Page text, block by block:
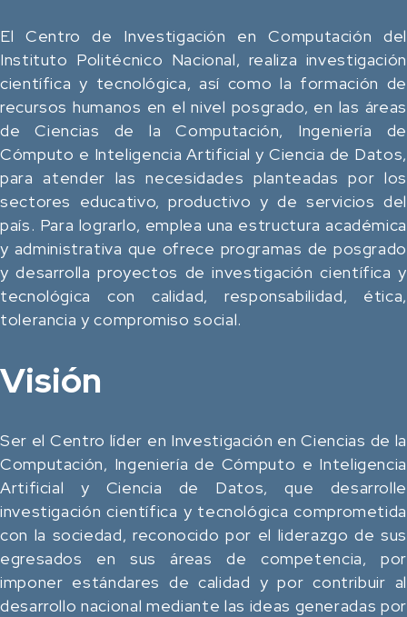
El Centro de Investigación en Computación del
Instituto Politécnico Nacional, realiza investigación
científica y tecnológica, así como la formación de
recursos humanos en el nivel posgrado, en las áreas
de Ciencias de la Computación, Ingeniería de
Cómputo e Inteligencia Artificial y Ciencia de Datos,
para atender las necesidades planteadas por los
sectores educativo, productivo y de servicios del
país. Para lograrlo, emplea una estructura académica
y administrativa que ofrece programas de posgrado
y desarrolla proyectos de investigación científica y
tecnológica con calidad, responsabilidad, ética,
tolerancia y compromiso social.
Visión
Ser el Centro líder en Investigación en Ciencias de la
Computación, Ingeniería de Cómputo e Inteligencia
Artificial y Ciencia de Datos, que desarrolle
investigación científica y tecnológica comprometida
con la sociedad, reconocido por el liderazgo de sus
egresados en sus áreas de competencia, por
imponer estándares de calidad y por contribuir al
desarrollo nacional mediante las ideas generadas por